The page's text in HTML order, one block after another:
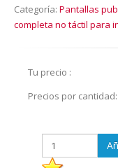
Categoría: Pantallas
completa no táctil para
Tu precio :
Precios por cantidad: